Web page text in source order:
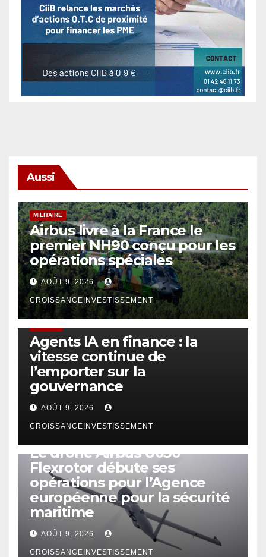
Aussi
MILITAIRE
Airbus livre à la France le
premier NH90 conçu pour les
opérations spéciales
AOÛT 9, 2026
CROISSANCEINVESTISSEMENT
Agents IA en finance : la
vitesse continue de
l’emporter sur la
gouvernance
AOÛT 9, 2026
CROISSANCEINVESTISSEMENT
Le drone Airbus U030
Flexrotor débute ses
opérations pour l’Agence
européenne pour la sécurité
maritime
AOÛT 9, 2026
CROISSANCEINVESTISSEMENT